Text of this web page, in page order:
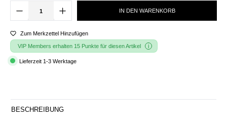
IN DEN WARENKORB
Zum Merkzettel Hinzufügen
VIP Members erhalten 15 Punkte für diesen Artikel
Lieferzeit 1-3 Werktage
BESCHREIBUNG